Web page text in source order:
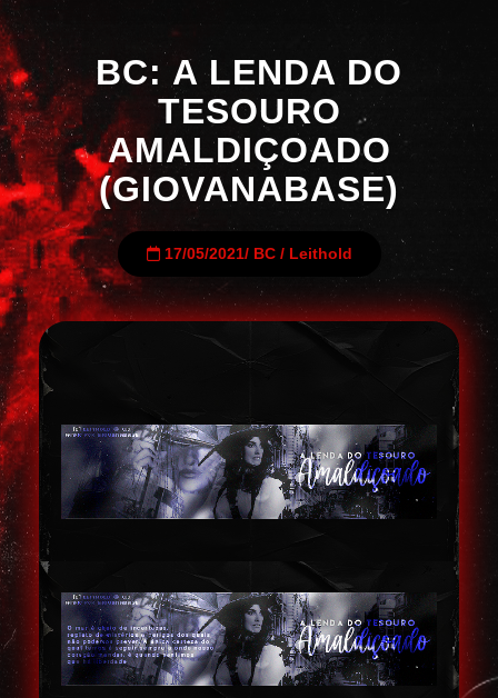
BC: A LENDA DO
TESOURO
AMALDIÇOADO
(GIOVANABASE)
17/05/2021/ BC/ Leithold